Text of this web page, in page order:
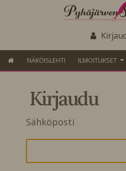
NÄKÖISLEHTI ILMOITUKSET
Kirjaudu
Sähköposti